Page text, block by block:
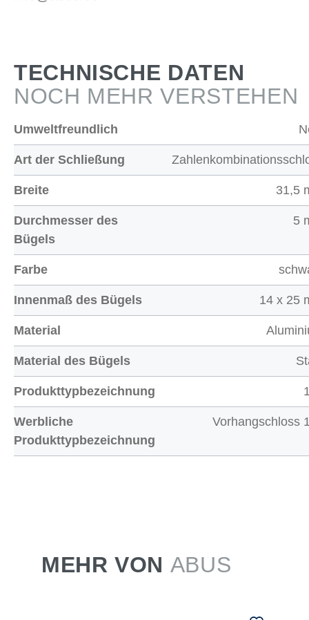
TECHNISCHE DATEN
NOCH MEHR VERSTEHEN
Umweltfreundlich
Art der Schließung
Breite 31,5
Durchmesser des
Bügels
5
Farbe
Innenmaß des Bügels 14 x 25
Material
Material des Bügels
Produkttypbezeichnung
Werbliche
Produkttypbezeichnung
Vorhangschloss
MEHR VON ABUS